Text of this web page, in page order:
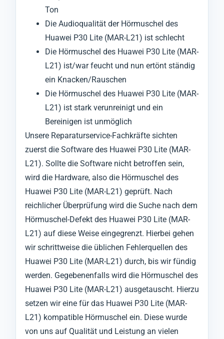
Ton
Die Audioqualität der Hörmuschel des
Huawei P30 Lite (MAR-L21) ist schlecht
Die Hörmuschel des Huawei P30 Lite (MAR-
L21) ist/war feucht und nun ertönt ständig
ein Knacken/Rauschen
Die Hörmuschel des Huawei P30 Lite (MAR-
L21) ist stark verunreinigt und ein
Bereinigen ist unmöglich
Unsere Reparaturservice-Fachkräfte sichten
zuerst die Software des Huawei P30 Lite (MAR-
L21). Sollte die Software nicht betroffen sein,
wird die Hardware, also die Hörmuschel des
Huawei P30 Lite (MAR-L21) geprüft. Nach
reichlicher Überprüfung wird die Suche nach dem
Hörmuschel-Defekt des Huawei P30 Lite (MAR-
L21) auf diese Weise eingegrenzt. Hierbei gehen
wir schrittweise die üblichen Fehlerquellen des
Huawei P30 Lite (MAR-L21) durch, bis wir fündig
werden. Gegebenenfalls wird die Hörmuschel des
Huawei P30 Lite (MAR-L21) ausgetauscht. Hierzu
setzen wir eine für das Huawei P30 Lite (MAR-
L21) kompatible Hörmuschel ein. Diese wurde
von uns auf Qualität und Leistung an vielen